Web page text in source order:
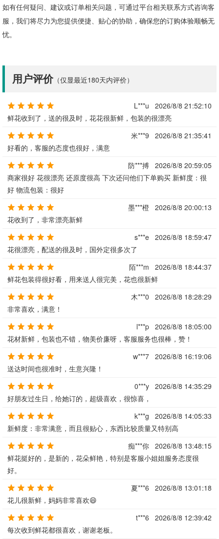
如有任何疑问、建议或订单相关问题，可通过平台相关联系方式咨询客
服，我们将尽力为您提供便捷、贴心的协助，确保您的订购体验顺畅无
忧。
用户评价（仅显最近180天内评价）
L***u
2026/8/8 21:52:10
鲜花收到了，送的很及时，花花很新鲜，包装的很漂亮
米***9
2026/8/8 21:35:41
好看的，客服的态度也很好，满意
防***搏
2026/8/8 20:59:05
商家很好 花很漂亮 还原度很高 下次还问他们下单购买 新鲜度：很
好 物流包装：很好
墨***橙
2026/8/8 20:00:13
花收到了，非常漂亮新鲜
s***e
2026/8/8 18:59:47
花很漂亮，配送的很及时，国外定很多次了
陌***m
2026/8/8 18:44:37
鲜花包装得很好看，用来送人很完美，花也很新鲜
木***0
2026/8/8 18:28:29
非常喜欢，满意！
l***p
2026/8/8 18:05:00
花材新鲜，包装也不错，物美价廉呀，客服服务也很棒，赞！
w***7
2026/8/8 16:19:06
送达时间也很准时，生意兴隆！
0***y
2026/8/8 14:35:29
好朋友过生日，给她订的，超级喜欢，很惊喜，
k***g
2026/8/8 14:05:33
新鲜度：非常满意，而且很贴心，东西比较质量又特别高
痴***你
2026/8/8 13:48:15
鲜花挺好的，是新的，花朵鲜艳，特别是客服小姐姐服务态度很
好。
夏***6
2026/8/8 13:01:18
花儿很新鲜，妈妈非常喜欢😄
t***6
2026/8/8 12:39:42
每次收到鲜花都很喜欢，谢谢老板。